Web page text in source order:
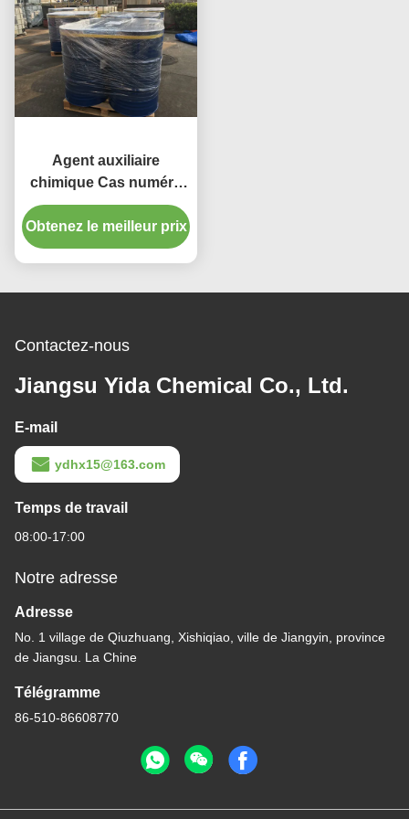
Agent auxiliaire
chimique Cas numéro
15764-24-6 d'éther
éthylique de glycol de
Dipropylene
Obtenez le meilleur prix
Contactez-nous
Jiangsu Yida Chemical Co., Ltd.
E-mail
ydhx15@163.com
Temps de travail
08:00-17:00
Notre adresse
Adresse
No. 1 village de Qiuzhuang, Xishiqiao, ville de Jiangyin, province
de Jiangsu. La Chine
Télégramme
86-510-86608770